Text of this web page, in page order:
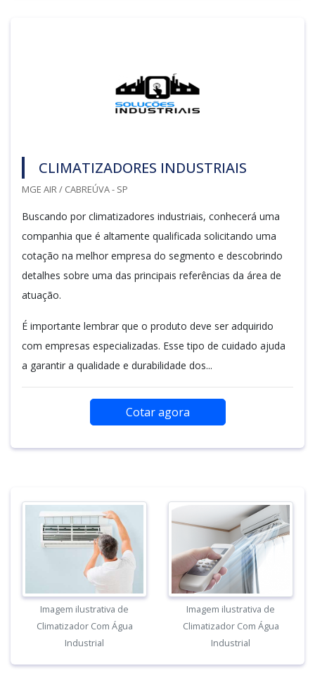
CLIMATIZADORES INDUSTRIAIS
MGE AIR / CABREÚVA - SP
Buscando por climatizadores industriais, conhecerá uma
companhia que é altamente qualificada solicitando uma
cotação na melhor empresa do segmento e descobrindo
detalhes sobre uma das principais referências da área de
atuação.
É importante lembrar que o produto deve ser adquirido
com empresas especializadas. Esse tipo de cuidado ajuda
a garantir a qualidade e durabilidade dos...
Cotar agora
Imagem ilustrativa de
Climatizador Com Água
Industrial
Imagem ilustrativa de
Climatizador Com Água
Industrial